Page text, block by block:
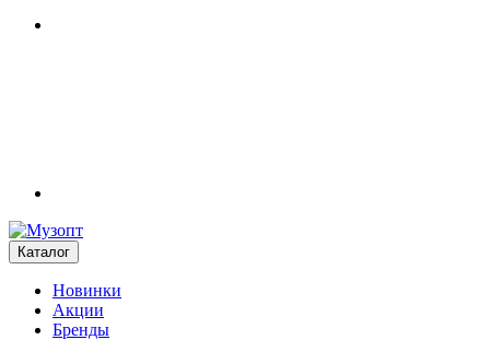
Каталог
Новинки
Акции
Бренды